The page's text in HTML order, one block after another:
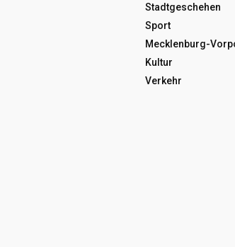
Stadtgeschehen
Sport
Mecklenburg-
Kultur
Verkehr